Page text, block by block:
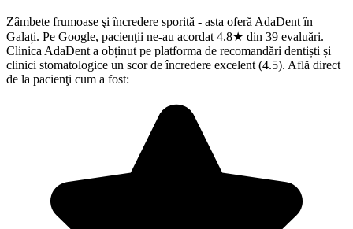
Zâmbete frumoase şi încredere sporită - asta oferă AdaDent în
Galați. Pe Google, pacienţii ne-au acordat 4.8★ din 39 evaluări.
Clinica AdaDent a obținut pe platforma de recomandări dentiști și
clinici stomatologice un scor de încredere excelent (4.5). Află direct
de la pacienţi cum a fost: